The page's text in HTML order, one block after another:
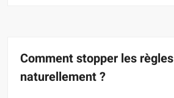
Comment stopper les règles
naturellement ?